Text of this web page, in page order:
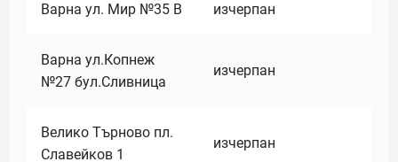
Варна ул. Мир №35 В изчерпан
Варна ул.Копнеж
№27 бул.Сливница
изчерпан
Велико Търново пл.
Славейков 1
изчерпан